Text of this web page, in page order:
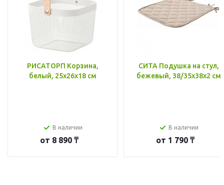
РИСАТОРП Корзина,
белый, 25x26x18 см
В наличии
от 8 890 ₸
СИТА Подушка на стул,
бежевый, 38/35x38x2 см
В наличии
от 1 790 ₸